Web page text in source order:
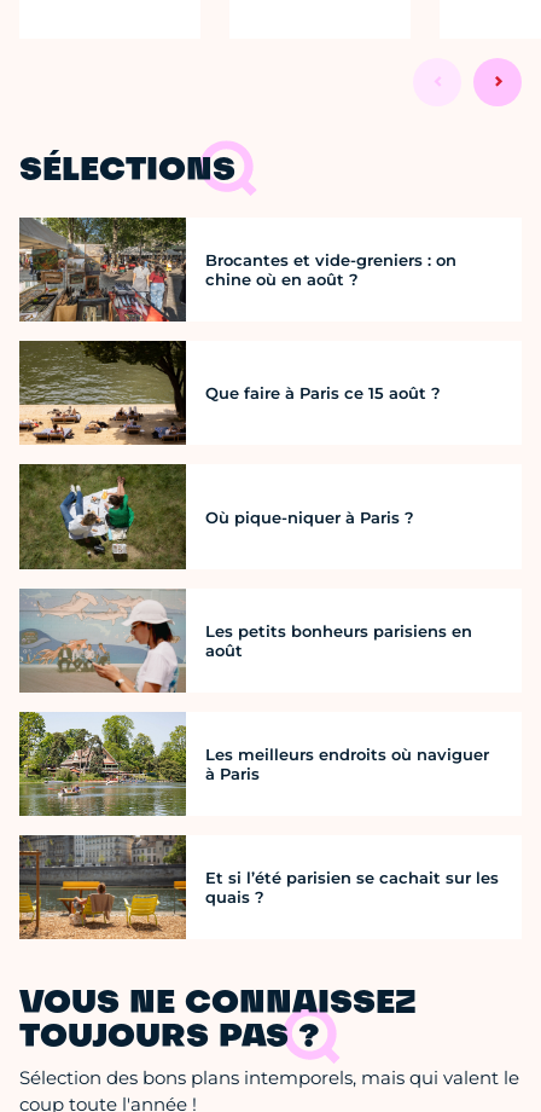
SÉLECTIONS
Brocantes et vide-greniers : on
chine où en août ?
Que faire à Paris ce 15 août ?
Où pique-niquer à Paris ?
Les petits bonheurs parisiens en
août
Les meilleurs endroits où naviguer
à Paris
Et si l’été parisien se cachait sur les
quais ?
VOUS NE CONNAISSEZ
TOUJOURS PAS ?
Sélection des bons plans intemporels, mais qui valent le
coup toute l'année !